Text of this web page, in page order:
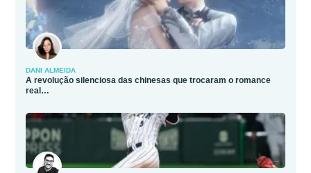
DANI ALMEIDA
A revolução silenciosa das chinesas que trocaram o romance
real…